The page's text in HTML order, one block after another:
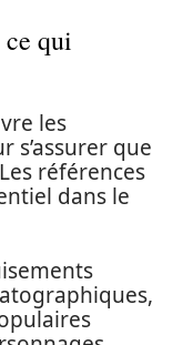
qui
les
s’assurer que
références
dans le